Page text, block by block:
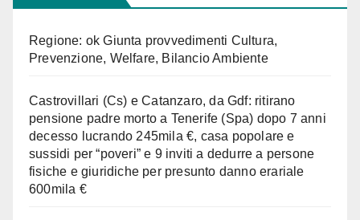
Regione: ok Giunta provvedimenti Cultura,
Prevenzione, Welfare, Bilancio Ambiente
Castrovillari (Cs) e Catanzaro, da Gdf: ritirano
pensione padre morto a Tenerife (Spa) dopo 7 anni
decesso lucrando 245mila €, casa popolare e
sussidi per “poveri” e 9 inviti a dedurre a persone
fisiche e giuridiche per presunto danno erariale
600mila €